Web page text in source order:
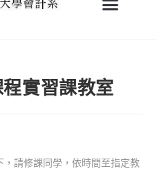
實習課教室
請修課同學，依時間至指定教